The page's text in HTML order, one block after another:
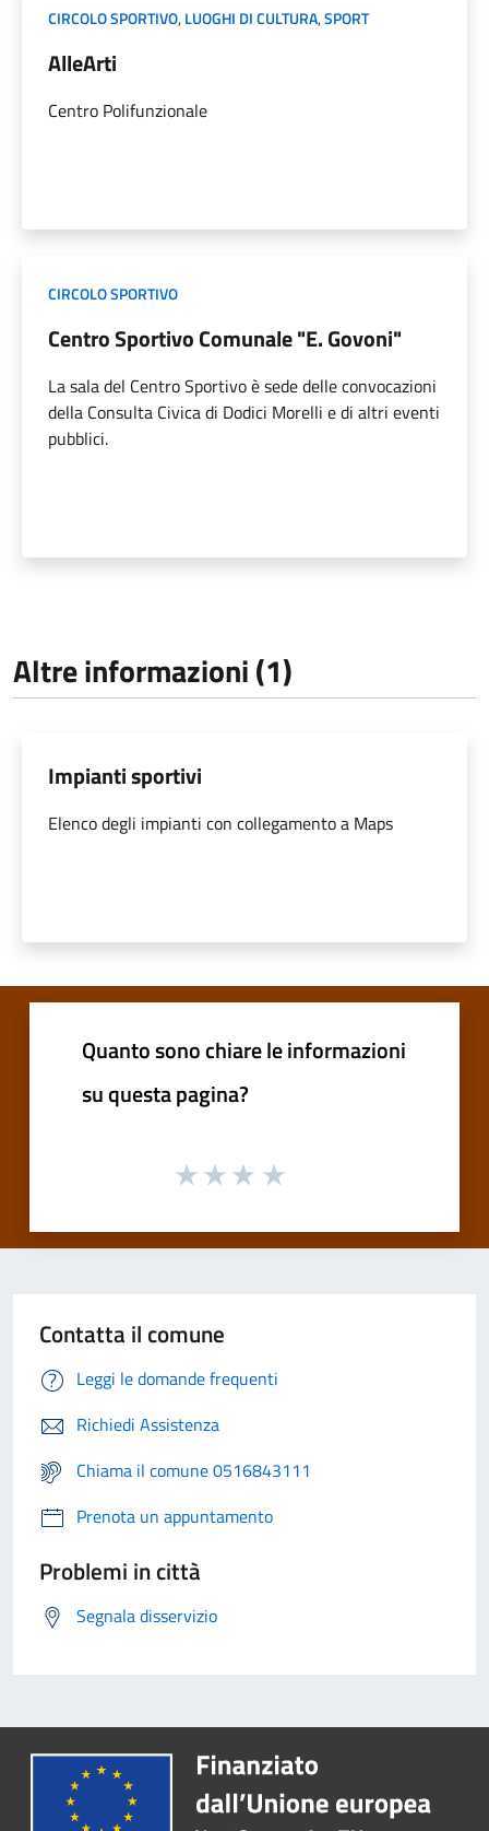
CIRCOLO SPORTIVO,LUOGHI DI CULTURA,SPORT
AlleArti
Centro Polifunzionale
CIRCOLO SPORTIVO
Centro Sportivo Comunale "E. Govoni"
La sala del Centro Sportivo è sede delle convocazioni
della Consulta Civica di Dodici Morelli e di altri eventi
pubblici.
Altre informazioni (1)
Impianti sportivi
Elenco degli impianti con collegamento a Maps
Quanto sono chiare le informazioni
su questa pagina?
Contatta il comune
Leggi le domande frequenti
Richiedi Assistenza
Chiama il comune 0516843111
Prenota un appuntamento
Problemi in città
Segnala disservizio